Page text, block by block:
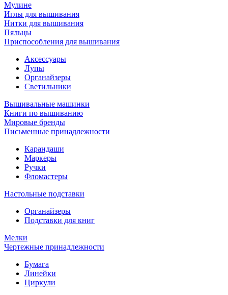
Мулине
Иглы для вышивания
Нитки для вышивания
Пяльцы
Приспособления для вышивания
Аксессуары
Лупы
Органайзеры
Светильники
Вышивальные машинки
Книги по вышиванию
Мировые бренды
Письменные принадлежности
Карандаши
Маркеры
Ручки
Фломастеры
Настольные подставки
Органайзеры
Подставки для книг
Мелки
Чертежные принадлежности
Бумага
Линейки
Циркули